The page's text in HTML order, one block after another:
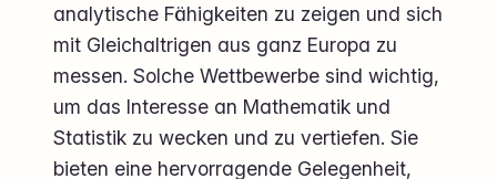
analytische Fähigkeiten zu zeigen und sich
mit Gleichaltrigen aus ganz Europa zu
messen. Solche Wettbewerbe sind wichtig,
um das Interesse an Mathematik und
Statistik zu wecken und zu vertiefen. Sie
bieten eine hervorragende Gelegenheit,